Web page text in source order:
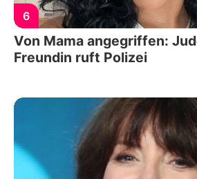
6
Von Mama angegriffen:
Freundin ruft Polizei